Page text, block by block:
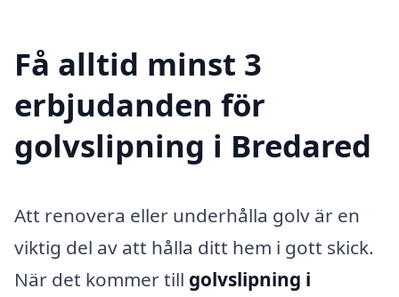
Få alltid minst 3
erbjudanden för
golvslipning i Bredared
Att renovera eller underhålla golv är en
viktig del av att hålla ditt hem i gott skick.
När det kommer till golvslipning i